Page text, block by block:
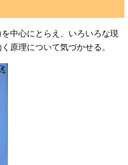
中心にとらえ、いろいろな現
原理について気づかせる。